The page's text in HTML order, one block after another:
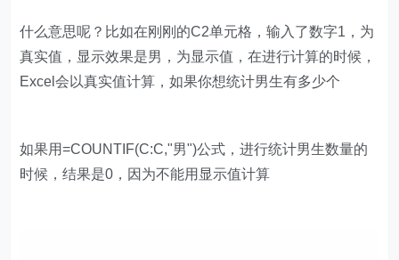
什么意思呢？比如在刚刚的C2单元格，输入了数字1，为
真实值，显示效果是男，为显示值，在进行计算的时候，
Excel会以真实值计算，如果你想统计男生有多少个
如果用=COUNTIF(C:C,"男")公式，进行统计男生数量的
时候，结果是0，因为不能用显示值计算